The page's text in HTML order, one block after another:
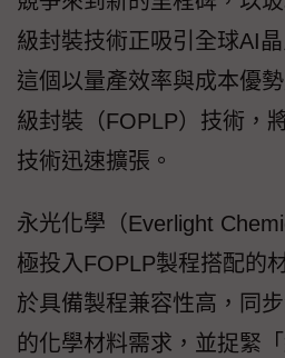
級封裝技術正吸引全球AI
這個以量產效率與成本優
級封裝（FOPLP）技術，
技術迅速擴張。
永光化學（Everlight
極投入FOPLP製程搭配的
於具備製程兼容性高，同
的化學材料需求，並捉緊